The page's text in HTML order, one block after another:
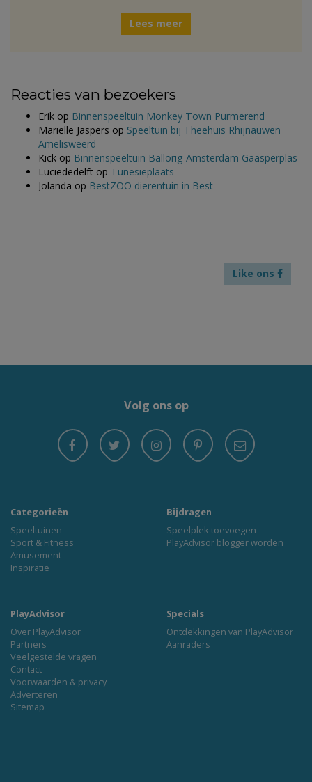
Lees meer
Reacties van bezoekers
Erik op Binnenspeeltuin Monkey Town Purmerend
Marielle Jaspers op Speeltuin bij Theehuis Rhijnauwen
Amelisweerd
Kick op Binnenspeeltuin Ballorig Amsterdam Gaasperplas
Luciededelft op Tunesiëplaats
Jolanda op BestZOO dierentuin in Best
Like ons
Volg ons op
Categorieën
Speeltuinen
Sport & Fitness
Amusement
Inspiratie
Bijdragen
Speelplek toevoegen
PlayAdvisor blogger worden
PlayAdvisor
Over PlayAdvisor
Partners
Veelgestelde vragen
Contact
Voorwaarden & privacy
Adverteren
Sitemap
Specials
Ontdekkingen van PlayAdvisor
Aanraders